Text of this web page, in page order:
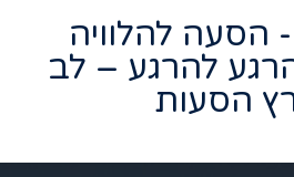
הסעה להלוויה
להרגע – לב
הסעות